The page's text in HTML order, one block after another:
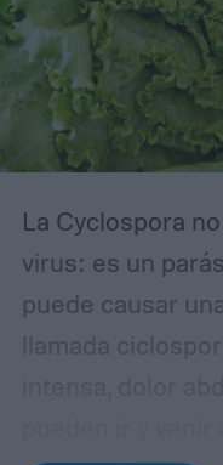
La Cyclospora
virus: es un
puede causar
llamada